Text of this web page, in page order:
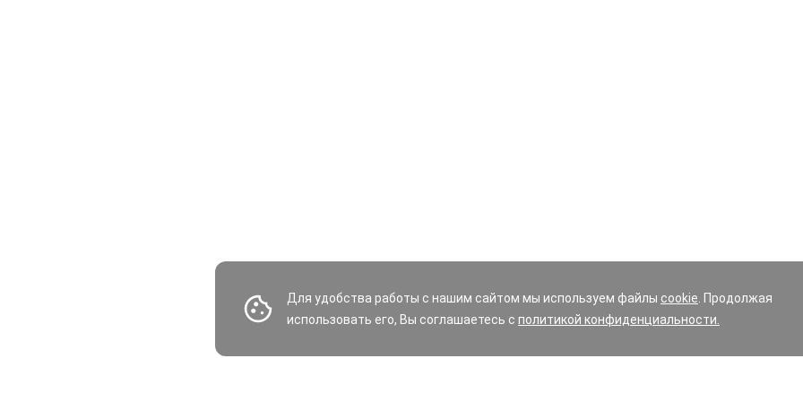
Для удобства работы с нашим сайтом мы используем файлы cookie . Продолжая
использовать его, Вы соглашаетесь с политикой конфиденциальности.